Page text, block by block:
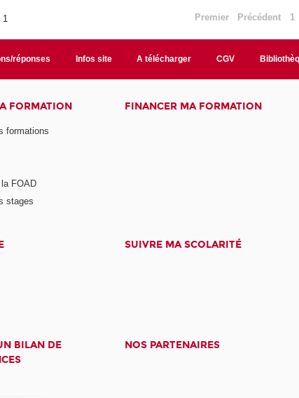
Premier Précédent 1
réponses Infos site A télécharger CGV
FORMATION
formations
FOAD
stages
FINANCER MA FORMATION
SUIVRE MA SCOLARITÉ
BILAN DE
NOS PARTENAIRES